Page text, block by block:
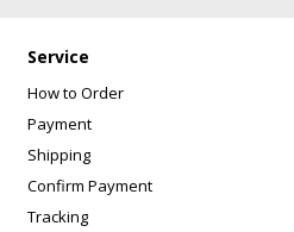
Service
How to Order
Payment
Shipping
Confirm Payment
Tracking